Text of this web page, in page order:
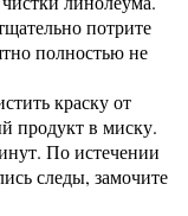
потрите
полностью не
краску от
продукт в миску.
По истечении
следы, замочите